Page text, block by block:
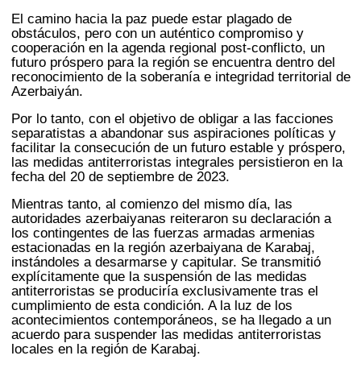
El camino hacia la paz puede estar plagado de
obstáculos, pero con un auténtico compromiso y
cooperación en la agenda regional post-conflicto, un
futuro próspero para la región se encuentra dentro del
reconocimiento de la soberanía e integridad territorial de
Azerbaiyán.
Por lo tanto, con el objetivo de obligar a las facciones
separatistas a abandonar sus aspiraciones políticas y
facilitar la consecución de un futuro estable y próspero,
las medidas antiterroristas integrales persistieron en la
fecha del 20 de septiembre de 2023.
Mientras tanto, al comienzo del mismo día, las
autoridades azerbaiyanas reiteraron su declaración a
los contingentes de las fuerzas armadas armenias
estacionadas en la región azerbaiyana de Karabaj,
instándoles a desarmarse y capitular. Se transmitió
explícitamente que la suspensión de las medidas
antiterroristas se produciría exclusivamente tras el
cumplimiento de esta condición. A la luz de los
acontecimientos contemporáneos, se ha llegado a un
acuerdo para suspender las medidas antiterroristas
locales en la región de Karabaj.